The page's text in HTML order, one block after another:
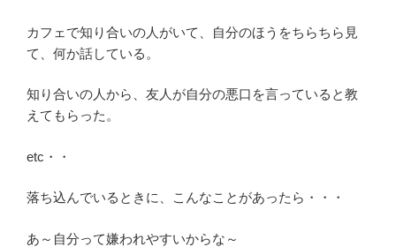
カフェで知り合いの人がいて、自分のほうをちらちら見
て、何か話している。
知り合いの人から、友人が自分の悪口を言っていると教
えてもらった。
etc・・
落ち込んでいるときに、こんなことがあったら・・・
あ～自分って嫌われやすいからな～